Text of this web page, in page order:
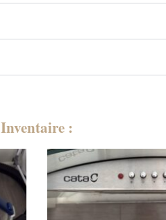
Inventaire :